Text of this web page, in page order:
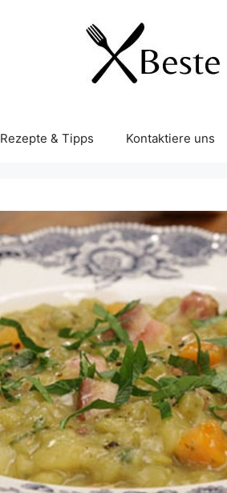
Rezepte & Tipps Kontaktiere uns